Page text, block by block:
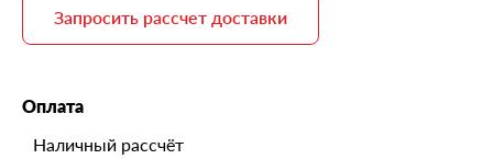
Запросить рассчет доставки
Оплата
Наличный рассчёт